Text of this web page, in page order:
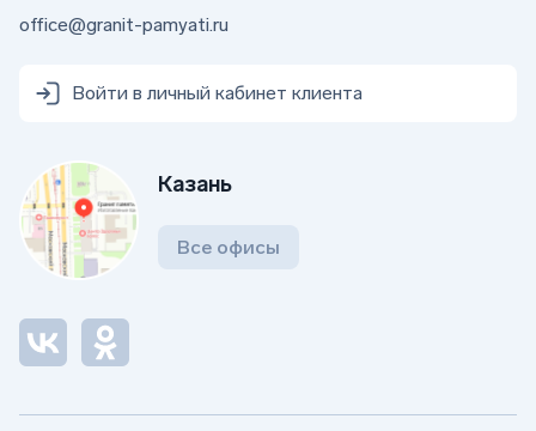
office@granit-pamyati.ru
Войти в личный кабинет клиента
Казань
Все офисы